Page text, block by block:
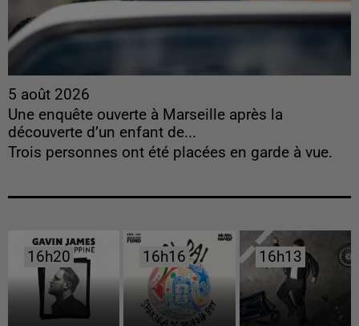
5 août 2026
Une enquête ouverte à Marseille après la
découverte d’un enfant de...
Trois personnes ont été placées en garde à vue.
16h20
16h20 16h16
16h16 16h13
16h13